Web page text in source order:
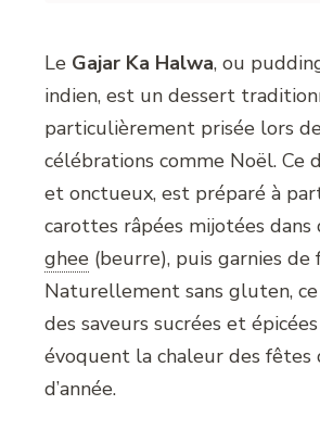
Le Gajar Ka Halwa, ou
indien, est un dessert
particulièrement prisée lors
célébrations comme Noël. Ce
et onctueux, est préparé à
carottes râpées mijotées
ghee (beurre), puis garnies de
Naturellement sans gluten,
des saveurs sucrées et
évoquent la chaleur des fêtes
d’année.